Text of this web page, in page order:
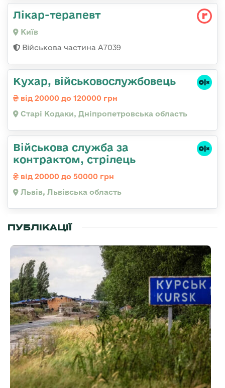
Лікар-терапевт
Київ
Військова частина А7039
Кухар, військовослужбовець
від 20000 до 120000 грн
Старі Кодаки, Дніпропетровська область
Військова служба за
контрактом, стрілець
від 20000 до 50000 грн
Львів, Львівська область
ПУБЛІКАЦІЇ